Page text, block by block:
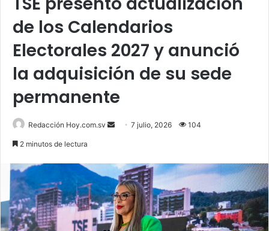
de los Calendarios
Electorales 2027 y anunció
la adquisición de su sede
permanente
Redacción Hoy.com.sv
Send7 julio, 2026 104
2 minutos de lectura